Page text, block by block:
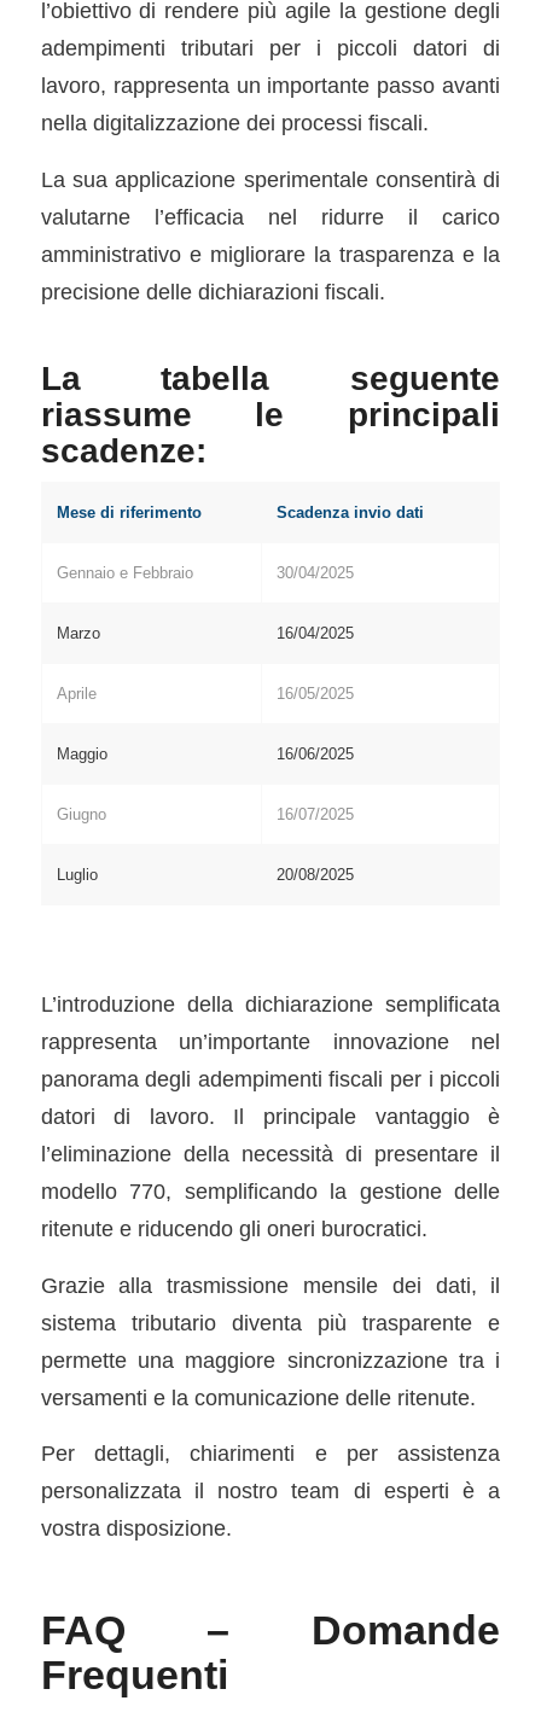
l’obiettivo di rendere più agile la gestione degli
adempimenti tributari per i piccoli datori di
lavoro, rappresenta un importante passo avanti
nella digitalizzazione dei processi fiscali.
La sua applicazione sperimentale consentirà di
valutarne l’efficacia nel ridurre il carico
amministrativo e migliorare la trasparenza e la
precisione delle dichiarazioni fiscali.
La tabella seguente
riassume le principali
scadenze:
Mese di riferimento Scadenza invio dati
Gennaio e Febbraio 30/04/2025
Marzo 16/04/2025
Aprile 16/05/2025
Maggio 16/06/2025
Giugno 16/07/2025
Luglio 20/08/2025
L’introduzione della dichiarazione semplificata
rappresenta un’importante innovazione nel
panorama degli adempimenti fiscali per i piccoli
datori di lavoro. Il principale vantaggio è
l’eliminazione della necessità di presentare il
modello 770, semplificando la gestione delle
ritenute e riducendo gli oneri burocratici.
Grazie alla trasmissione mensile dei dati, il
sistema tributario diventa più trasparente e
permette una maggiore sincronizzazione tra i
versamenti e la comunicazione delle ritenute.
Per dettagli, chiarimenti e per assistenza
personalizzata il nostro team di esperti è a
vostra disposizione.
FAQ – Domande
Frequenti